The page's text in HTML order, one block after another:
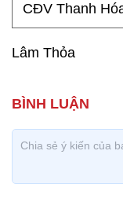
CĐV Thanh
Lâm Thỏa